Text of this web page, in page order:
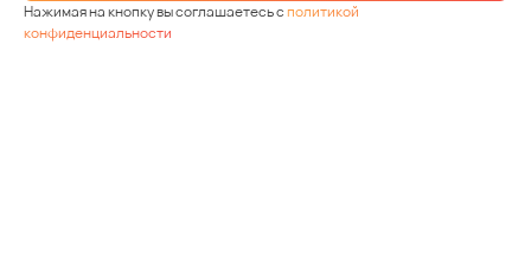
Нажимая на кнопку вы соглашаетесь сполитикой
конфиденциальности